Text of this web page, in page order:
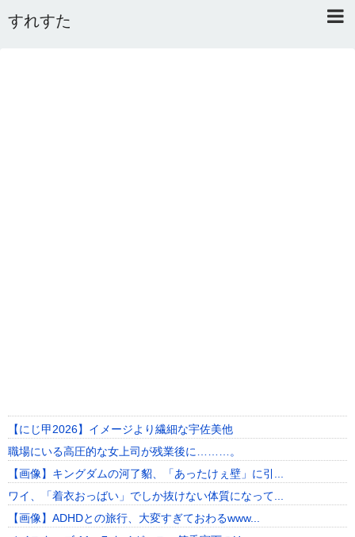
すれすた
【にじ甲2026】イメージより繊細な宇佐美他
職場にいる高圧的な女上司が残業後に………。
【画像】キングダムの河了貂、「あったけぇ壁」に引...
ワイ、「着衣おっばい」でしか抜けない体質になって...
【画像】ADHDとの旅行、大変すぎておわるwww...